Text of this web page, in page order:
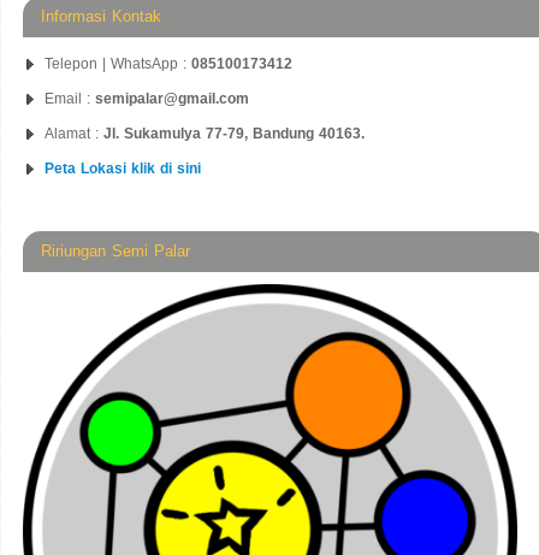
Informasi Kontak
Telepon | WhatsApp : 085100173412
Email : semipalar@gmail.com
Alamat : Jl. Sukamulya 77-79, Bandung 40163.
Peta Lokasi klik di sini
Ririungan Semi Palar